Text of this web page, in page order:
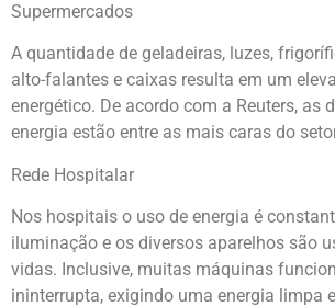
Supermercados
A quantidade de geladeiras, luzes,
alto-falantes e caixas resulta em um
energético. De acordo com a Reuters, as
energia estão entre as mais caras do
Rede Hospitalar
Nos hospitais o uso de energia é
iluminação e os diversos aparelhos são
vidas. Inclusive, muitas máquinas
ininterrupta, exigindo uma energia limpa